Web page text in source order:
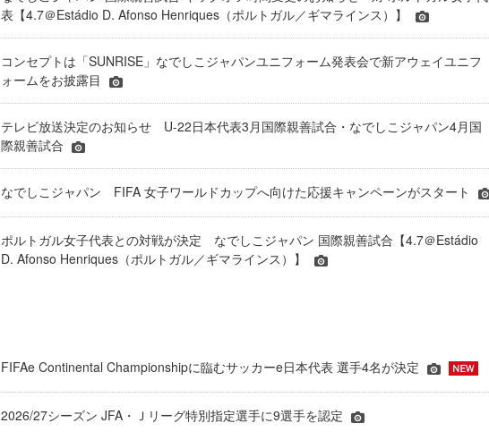
表【4.7＠Estádio D. Afonso Henriques（ポルトガル／ギマラインス）】
コンセプトは「SUNRISE」なでしこジャパンユニフォーム発表会で新アウェイユニフ
ォームをお披露目
テレビ放送決定のお知らせ U-22日本代表3月国際親善試合・なでしこジャパン4月国
際親善試合
なでしこジャパン FIFA 女子ワールドカップへ向けた応援キャンペーンがスタート
ポルトガル女子代表との対戦が決定 なでしこジャパン 国際親善試合【4.7＠Estádio
D. Afonso Henriques（ポルトガル／ギマラインス）】
FIFAe Continental Championshipに臨むサッカーe日本代表 選手4名が決定
2026/27シーズン JFA・Ｊリーグ特別指定選手に9選手を認定